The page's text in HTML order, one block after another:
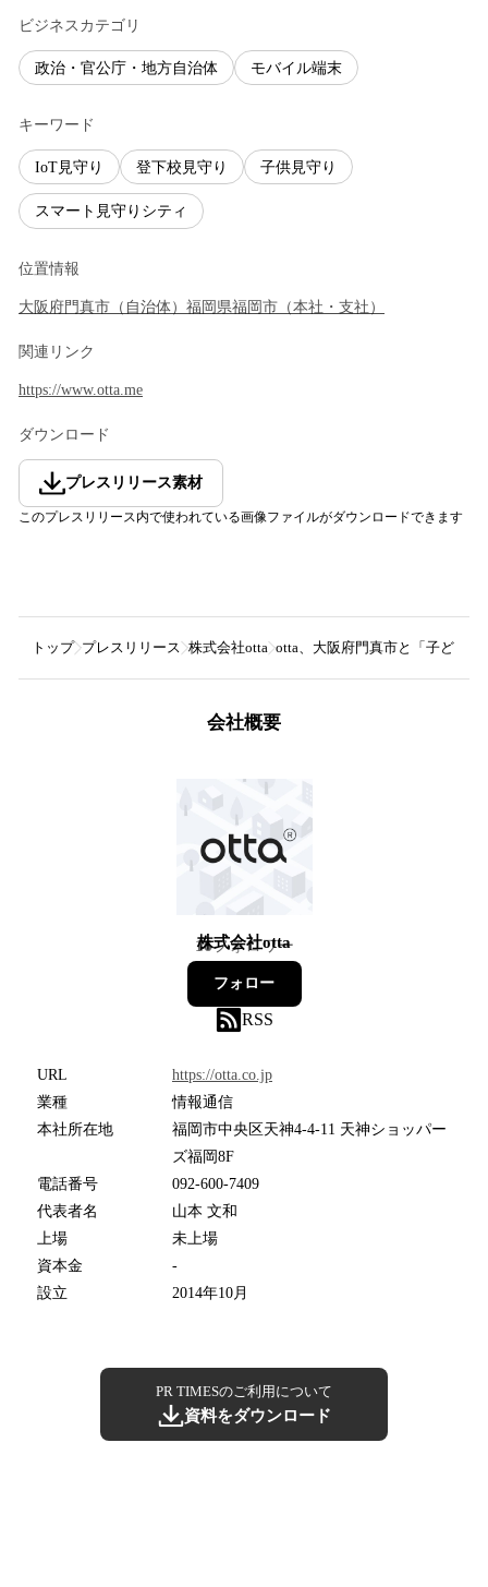
ビジネスカテゴリ
政治・官公庁・地方自治体 モバイル端末
キーワード
IoT見守り 登下校見守り 子供見守り
スマート見守りシティ
位置情報
大阪府門真市 （ 自治体） 福岡県福岡市 （本社・支社 ）
関連リンク
https://www.otta.me
ダウンロード
プレスリリース素材
このプレスリリース内で使われている画像ファイルがダウンロードできます
トップ プレスリリース 株式会社otta otta、大阪府門真市と「子ども
会社概要
株式会社otta
16フォロワー
フォロー
RSS
URL
https://otta.co.jp
業種
情報通信
本社所在地
福岡市中央区天神4-4-11 天神ショッパー
ズ福岡8F
電話番号
092-600-7409
代表者名
山本 文和
上場
未上場
資本金
-
設立
2014年10月
PR TIMESのご利用について
資料をダウンロード